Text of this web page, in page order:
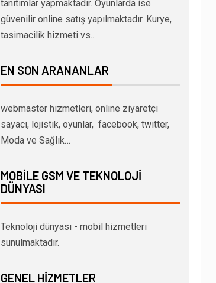
tanıtımlar yapmaktadır. Oyunlarda ise
güvenilir online satış yapılmaktadır. Kurye,
tasimacilik hizmeti vs..
EN SON ARANANLAR
webmaster hizmetleri, online ziyaretçi
sayacı, lojistik, oyunlar, facebook, twitter,
Moda ve Sağlık…
MOBILE GSM VE TEKNOLOJI
DÜNYASI
Teknoloji dünyası - mobil hizmetleri
sunulmaktadır.
GENEL HIZMETLER